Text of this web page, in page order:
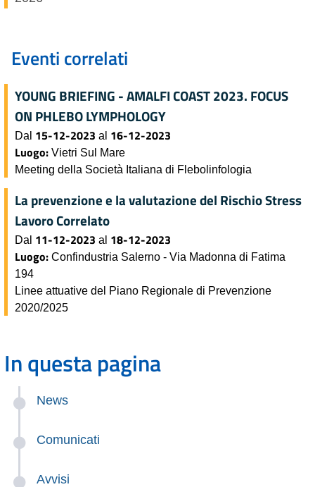
Eventi correlati
YOUNG BRIEFING - AMALFI COAST 2023. FOCUS
ON PHLEBO LYMPHOLOGY
Dal 15-12-2023 al 16-12-2023
Luogo: Vietri Sul Mare
Meeting della Società Italiana di Flebolinfologia
La prevenzione e la valutazione del Rischio Stress
Lavoro Correlato
Dal 11-12-2023 al 18-12-2023
Luogo: Confindustria Salerno - Via Madonna di Fatima
194
Linee attuative del Piano Regionale di Prevenzione
2020/2025
In questa pagina
News
Comunicati
Avvisi